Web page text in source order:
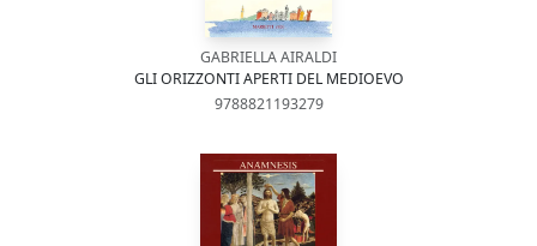
GABRIELLA AIRALDI
GLI ORIZZONTI APERTI DEL MEDIOEVO
9788821193279